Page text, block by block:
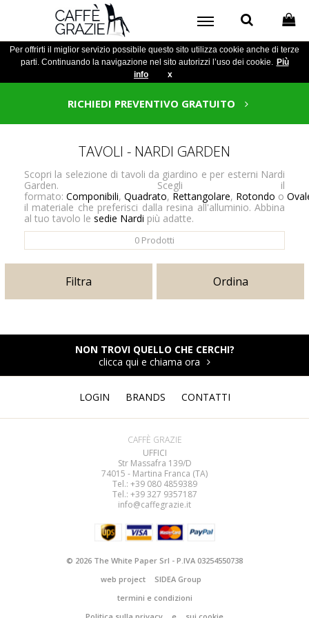
Per offrirti il miglior servizio possibile questo sito utilizza cookie anche di terze
parti. Continuando la navigazione nel sito autorizzi l’uso dei cookie. Più
info
x
RICHIEDI PREVENTIVO GRATUITO
TAVOLI - NARDI GARDEN
Scopri la selezione di tavoli da giardino e per esterni Nardi
Garden. Scegli il
formato: Componibili, Quadrato, Rettangolare, Rotondo o
il materiale che preferisci dalla resina all'alluminio. Abbina
al tuo tavolo le sedie Nardi più adatte.
0 Prodotti
Filtra Ordina
NON TROVI QUELLO CHE CERCHI?
clicca qui e chiama ora
LOGIN BRANDS CONTATTI
CAFFÈ GRAZIE
UFFICI
Str Massafra 139/D
74015 - Martina Franca (TA)
Tel.: +39 0804859389
Tel.: +39 327 9357187
info@caffegrazie.it
© 2026 The White Paper Srl - P.IVA 03254550738
web project
SIDEA Group
termini e condizioni